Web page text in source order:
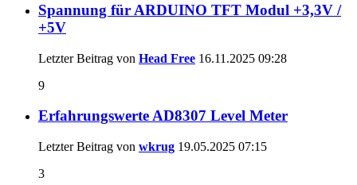
Spannung für ARDUINO TFT Modul +3,3V /
+5V
Letzter Beitrag von Head Free 16.11.2025 09:28
9
Erfahrungswerte AD8307 Level Meter
Letzter Beitrag von wkrug 19.05.2025 07:15
3